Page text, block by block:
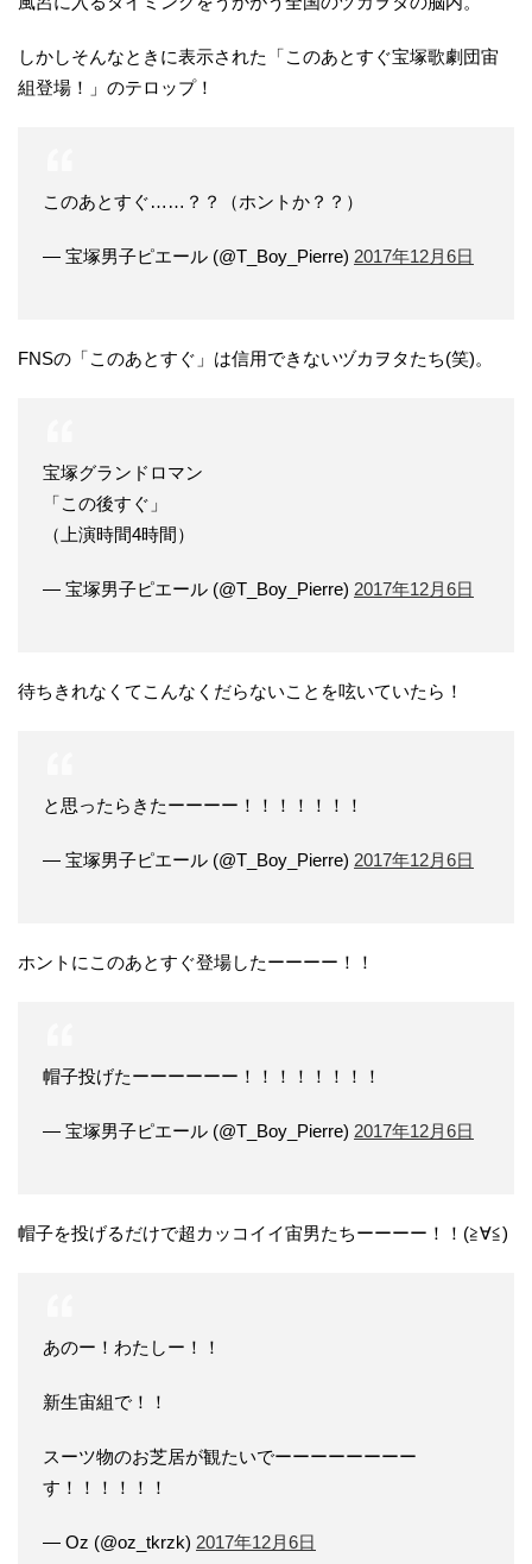
しかしそんなときに表示された「このあとすぐ宝塚歌劇団宙
組登場！」のテロップ！
このあとすぐ……？？（ホントか？？）
— 宝塚男子ピエール (@T_Boy_Pierre) 2017年12月6日
FNSの「このあとすぐ」は信用できないヅカヲタたち(笑)。
宝塚グランドロマン
「この後すぐ」
（上演時間4時間）
— 宝塚男子ピエール (@T_Boy_Pierre) 2017年12月6日
待ちきれなくてこんなくだらないことを呟いていたら！
と思ったらきたーーーー！！！！！！！
— 宝塚男子ピエール (@T_Boy_Pierre) 2017年12月6日
ホントにこのあとすぐ登場したーーーー！！
帽子投げたーーーーーー！！！！！！！！
— 宝塚男子ピエール (@T_Boy_Pierre) 2017年12月6日
帽子を投げるだけで超カッコイイ宙男たちーーーー！！(≧∀≦)
あのー！わたしー！！
新生宙組で！！
スーツ物のお芝居が観たいでーーーーーーーー
す！！！！！！
— Oz (@oz_tkrzk) 2017年12月6日